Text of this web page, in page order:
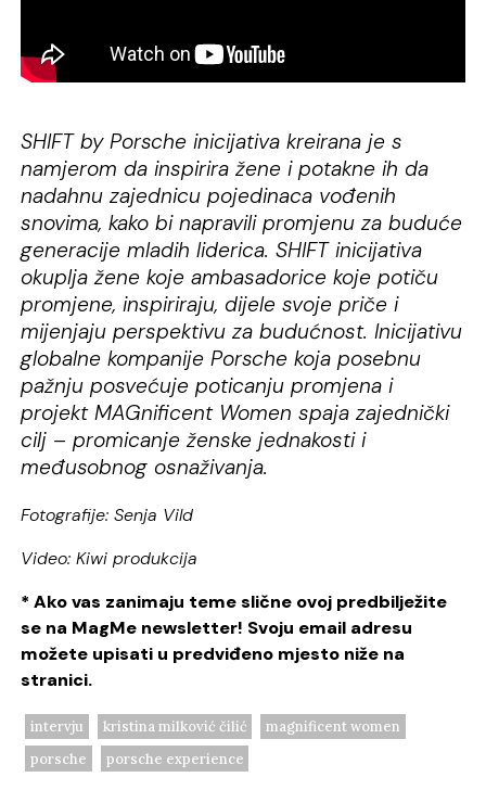
SHIFT by Porsche inicijativa kreirana je s
namjerom da inspirira žene i potakne ih da
nadahnu zajednicu pojedinaca vođenih
snovima, kako bi napravili promjenu za buduće
generacije mladih liderica. SHIFT inicijativa
okuplja žene koje ambasadorice koje potiču
promjene, inspiriraju, dijele svoje priče i
mijenjaju perspektivu za budućnost. Inicijativu
globalne kompanije Porsche koja posebnu
pažnju posvećuje poticanju promjena i
projekt MAGnificent Women spaja zajednički
cilj – promicanje ženske jednakosti i
međusobnog osnaživanja.
Fotografije: Senja Vild
Video: Kiwi produkcija
* Ako vas zanimaju teme slične ovoj predbilježite
se na MagMe newsletter! Svoju email adresu
možete upisati u predviđeno mjesto niže na
stranici.
intervju kristina milković čilić
magnificent women
porsche
porsche experience